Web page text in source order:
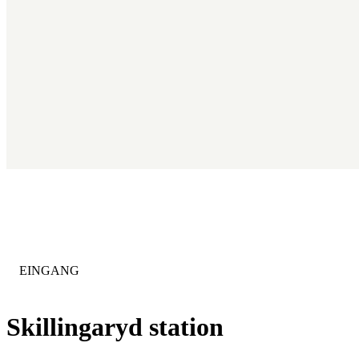
Skillingaryd station
KATEGORIE
EINGANG